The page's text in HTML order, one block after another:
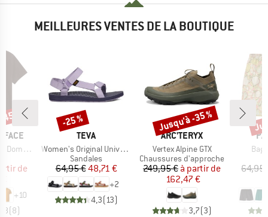
MEILLEURES VENTES DE LA BOUTIQUE
FACE
Sleeve
réduit
de
+10
(8)
%
MARQUE
TEVA
Article
Women's Original Universal
Product group
Sandales
Prix
64,95 €Prix réduit
48,71 €
+2
4,3(13)
Remise
-25 %
MARQUE
ARC'TERYX
Article
Vertex Alpine GTX
Product group
Chaussures d'approche
Prix
249,95 € Prix réduit
à partir de
162,47 €
3,7(3)
Remise
Jusqu'à -35 %
64,95